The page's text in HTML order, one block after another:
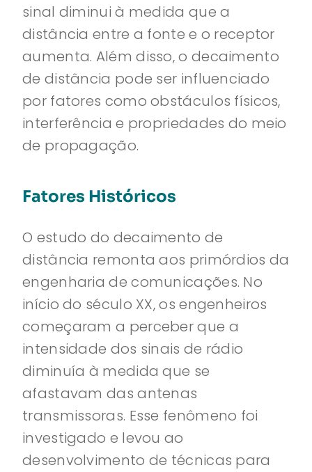
sinal diminui à medida que a
distância entre a fonte e o receptor
aumenta. Além disso, o decaimento
de distância pode ser influenciado
por fatores como obstáculos físicos,
interferência e propriedades do meio
de propagação.
Fatores Históricos
O estudo do decaimento de
distância remonta aos primórdios da
engenharia de comunicações. No
início do século XX, os engenheiros
começaram a perceber que a
intensidade dos sinais de rádio
diminuía à medida que se
afastavam das antenas
transmissoras. Esse fenômeno foi
investigado e levou ao
desenvolvimento de técnicas para